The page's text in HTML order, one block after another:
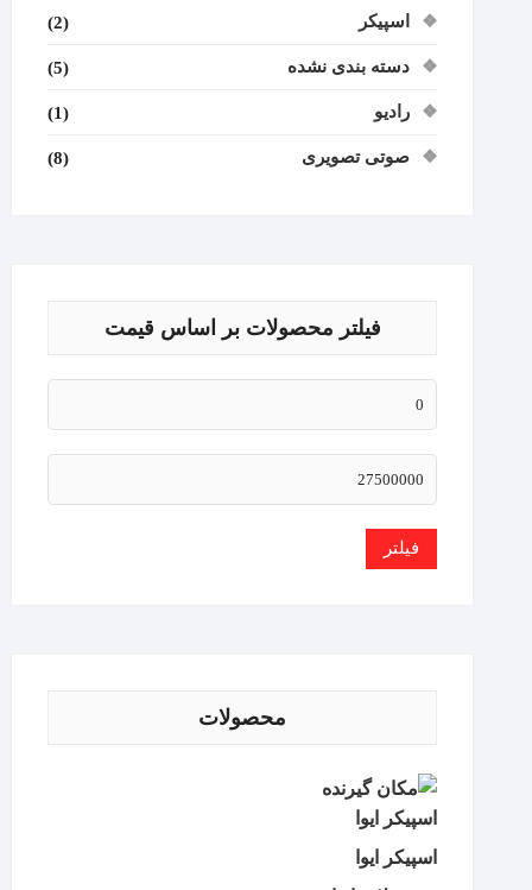
اسپیکر (2)
دسته بندی نشده (5)
رادیو (1)
صوتی تصویری (8)
فیلتر محصولات بر اساس قیمت
فیلتر
محصولات
اسپیکر ایوا
اسپیکر ایوا